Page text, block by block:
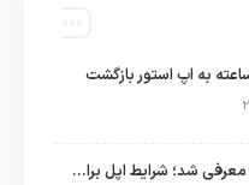
به اپ استور بازگشت
برنامه Apple Upgrade معرفی شد؛ شرایط اپل برای اجاره آیفون، آیپد، مک و اپل واچ